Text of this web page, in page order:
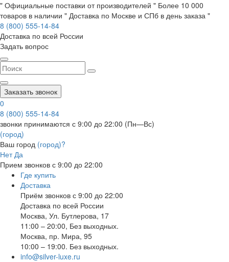
" Официальные поставки от производителей " Более 10 000
товаров в наличии " Доставка по Москве и СПб в день заказа "
8 (800) 555-14-84
Доставка по всей России
Задать вопрос
Заказать звонок
0
8 (800) 555-14-84
звонки принимаются с 9:00 до 22:00 (Пн—Вс)
(город)
Ваш город (город)?
Нет Да
Прием звонков с 9:00 до 22:00
Где купить
Доставка
Приём звонков с 9:00 до 22:00
Доставка по всей России
Москва, Ул. Бутлерова, 17
11:00 – 20:00, Без выходных.
Москва, пр. Мира, 95
10:00 – 19:00. Без выходных.
info@silver-luxe.ru